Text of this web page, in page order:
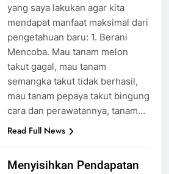
yang saya lakukan agar kita
mendapat manfaat maksimal dari
pengetahuan baru: 1. Berani
Mencoba. Mau tanam melon
takut gagal, mau tanam
semangka takut tidak berhasil,
mau tanam pepaya takut bingung
cara dan perawatannya, tanam…
Read Full News
Menyisihkan Pendapatan